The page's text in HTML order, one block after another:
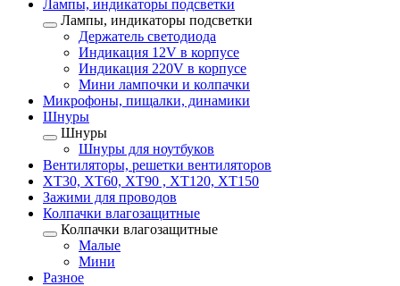
Лампы, индикаторы подсветки
Лампы, индикаторы подсветки
Держатель светодиода
Индикация 12V в корпусе
Индикация 220V в корпусе
Мини лампочки и колпачки
Микрофоны, пищалки, динамики
Шнуры
Шнуры
Шнуры для ноутбуков
Вентиляторы, решетки вентиляторов
XT30, XT60, XT90 , XT120, XT150
Зажими для проводов
Колпачки влагозащитные
Колпачки влагозащитные
Малые
Мини
Разное